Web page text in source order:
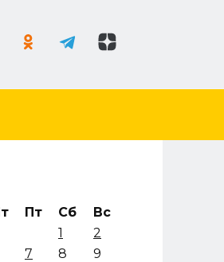
Пт Сб
Вс
1
2
7 8
9